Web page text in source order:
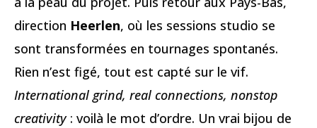
direction Heerlen, où les sessions studio se
sont transformées en tournages spontanés.
Rien n’est figé, tout est capté sur le vif.
International grind, real connections, nonstop
creativity: voilà le mot d’ordre. Un vrai bijou de